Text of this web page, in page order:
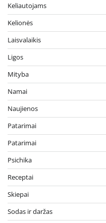
Keliautojams
Kelionės
Laisvalaikis
Ligos
Mityba
Namai
Naujienos
Patarimai
Patarimai
Psichika
Receptai
Skiepai
Sodas ir daržas